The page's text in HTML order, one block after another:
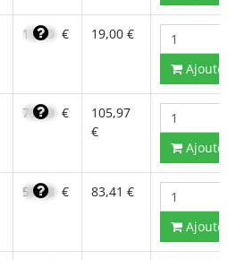
13,70 € 19,00 €
75,69 €
105,97
€
59,58 € 83,41 €